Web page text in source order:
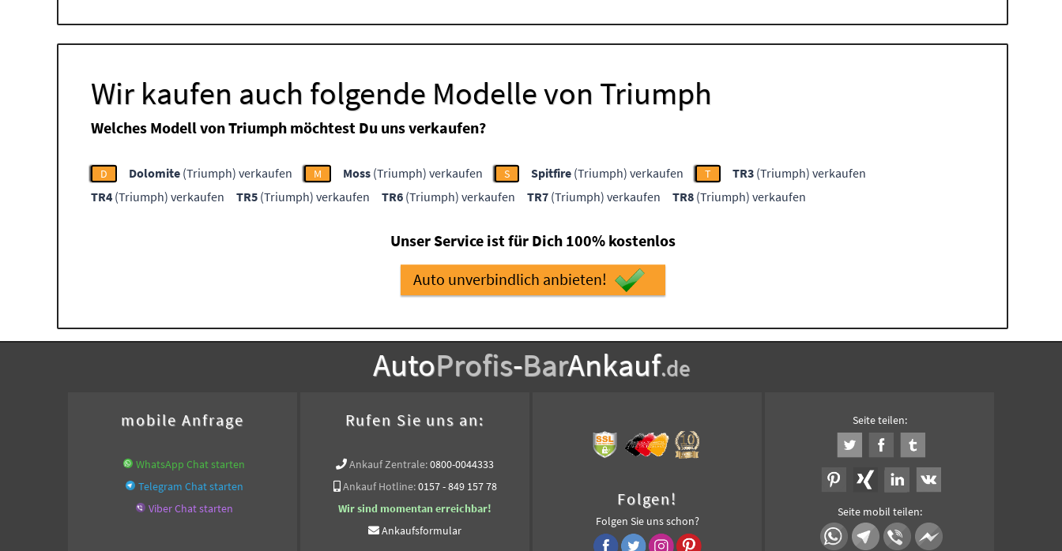
Wir kaufen auch folgende Modelle von Triumph
Welches Modell von Triumph möchtest Du uns verkaufen?
D Dolomite (Triumph) verkaufen M Moss (Triumph) verkaufen S Spitfire (Triumph) verkaufen T TR3 (Triumph) verkaufen
TR4 (Triumph) verkaufen TR5 (Triumph) verkaufen TR6 (Triumph) verkaufen TR7 (Triumph) verkaufen TR8 (Triumph) verkaufen
Unser Service ist für Dich 100% kostenlos
Auto unverbindlich anbieten!
AutoProfis-BarAnkauf.de
mobile Anfrage
WhatsApp Chat starten
Telegram Chat starten
Viber Chat starten
Rufen Sie uns an:
Ankauf Zentrale:0800-0044333
Ankauf Hotline:0157 - 849 157 78
Wir sind momentan erreichbar!
Ankaufsformular
Folgen!
Folgen Sie uns schon?
Seite teilen:
Seite mobil teilen: